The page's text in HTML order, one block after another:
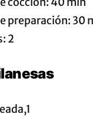
preparación: 30
2